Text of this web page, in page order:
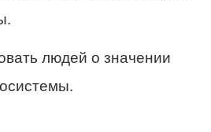
людей о значении